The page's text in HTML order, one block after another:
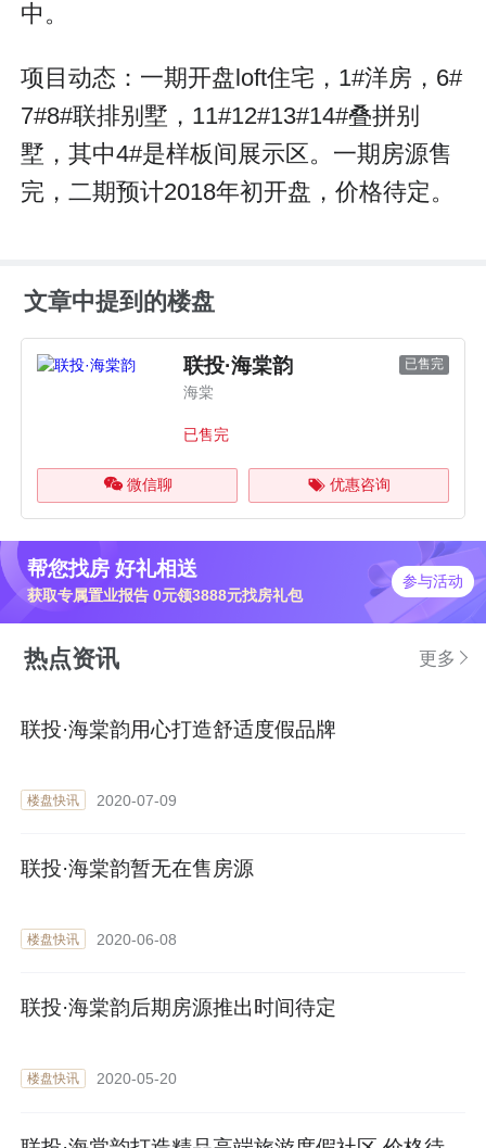
中。
项目动态：一期开盘loft住宅，1#洋房，6#
7#8#联排别墅，11#12#13#14#叠拼别
墅，其中4#是样板间展示区。一期房源售
完，二期预计2018年初开盘，价格待定。
文章中提到的楼盘
联投·海棠韵 已售完
海棠
已售完
微信聊 优惠咨询
帮您找房 好礼相送
获取专属置业报告 0元领3888元找房礼包
参与活动
热点资讯 更多
联投·海棠韵用心打造舒适度假品牌
楼盘快讯 2020-07-09
联投·海棠韵暂无在售房源
楼盘快讯 2020-06-08
联投·海棠韵后期房源推出时间待定
楼盘快讯 2020-05-20